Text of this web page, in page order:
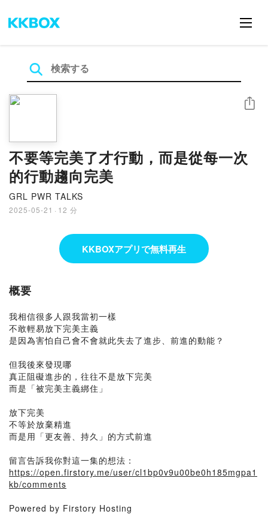
不要等完美了才行動，而是從每一次
的行動趨向完美
GRL PWR TALKS
2025-05-21 · 12 分
シェア
KKBOXアプリで無料再生
概要
我相信很多人跟我當初一樣
不敢輕易放下完美主義
是因為害怕自己會不會就此失去了進步、前進的動能？
但我後來發現哪
真正阻礙進步的，往往不是放下完美
而是「被完美主義綁住」
放下完美
不等於放棄精進
而是用「更友善、持久」的方式前進
留言告訴我你對這一集的想法：
https://open.firstory.me/user/cl1bp0v9u00be0h185mgpa1
kb/comments
Powered by Firstory Hosting